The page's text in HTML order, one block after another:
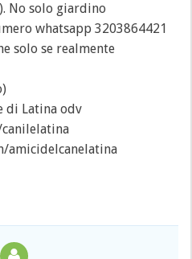
No solo giardino
whatsapp 3203864421
solo se realmente
di Latina odv
amicidelcanelatina